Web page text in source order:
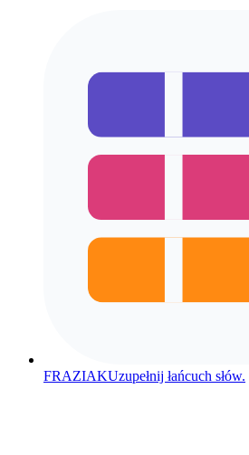
FRAZIAKUzupełnij łańcuch słów.